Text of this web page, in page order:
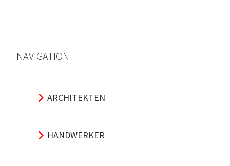
NAVIGATION
ARCHITEKTEN
HANDWERKER